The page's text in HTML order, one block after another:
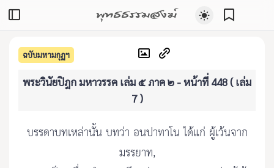
พุทธธรรมสงฆ์
ฉบับมหามกุฏฯ
พระวินัยปิฎก มหาวรรค เล่ม ๕ ภาค ๒ - หน้าที่ 448 ( เล่ม
7 )
บรรดาบทเหล่านั้น บทว่า อนปาทาโน ได้แก่ ผู้เว้นจาก
มรรยาท,